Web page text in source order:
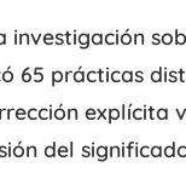
investigación
65 prácticas
explícita
del